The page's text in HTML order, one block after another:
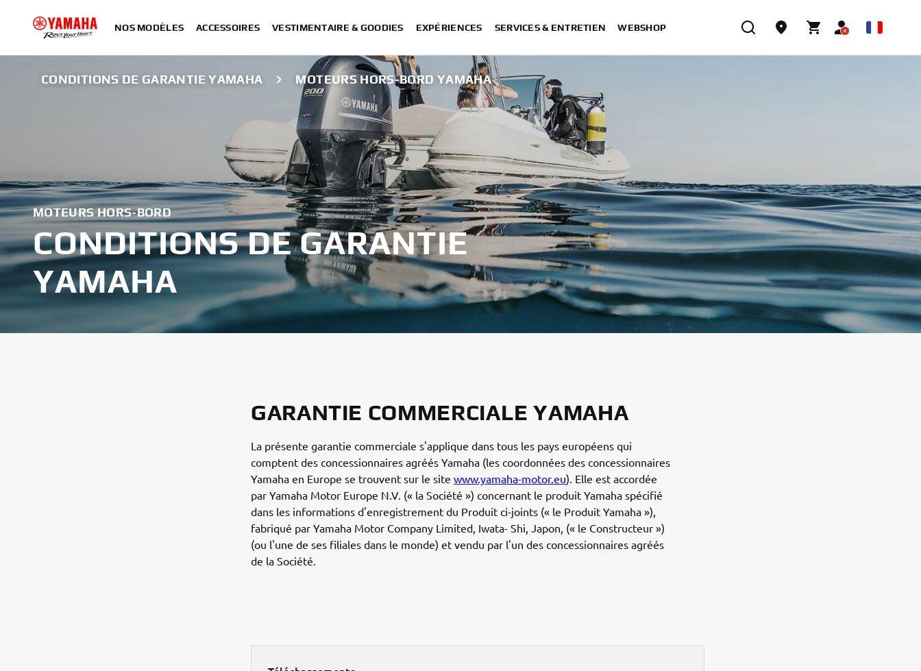
NOS MODÈLES ACCESSOIRES VESTIMENTAIRE & GOODIES EXPÉRIENCES SERVICES & ENTRETIEN WEBSHOP
CONDITIONS DE GARANTIE YAMAHA MOTEURS HORS-BORD YAMAHA
MOTEURS HORS-BORD
CONDITIONS DE GARANTIE
YAMAHA
GARANTIE COMMERCIALE YAMAHA
La présente garantie commerciale s'applique dans tous les pays européens qui
comptent des concessionnaires agréés Yamaha (les coordonnées des concessionnaires
Yamaha en Europe se trouvent sur le site www.yamaha-motor.eu). Elle est accordée
par Yamaha Motor Europe N.V. (« la Société ») concernant le produit Yamaha spécifié
dans les informations d'enregistrement du Produit ci-joints (« le Produit Yamaha »),
fabriqué par Yamaha Motor Company Limited, Iwata- Shi, Japon, (« le Constructeur »)
(ou l'une de ses filiales dans le monde) et vendu par l'un des concessionnaires agréés
de la Société.